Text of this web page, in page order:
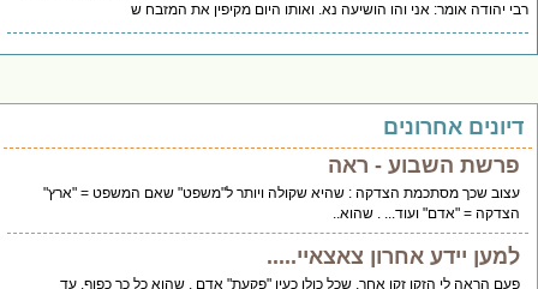
יהודה אומר: אני והו הושיעה נא. ואותו היום מקיפין את המזבח ש
אחרונים
השבוע - ראה
שכך מסתכמת הצדקה : שהיא שקולה ויותר ל"משפט" שאם המשפט = "ארץ"
= "אדם" ועוד... . שהוא..
יידע אחרון צאצאיי.....
הראה לי הזקן זקן אחר, שכל כולו כעין "פקעת" אדם . שהוא כל כך כפוף. עד